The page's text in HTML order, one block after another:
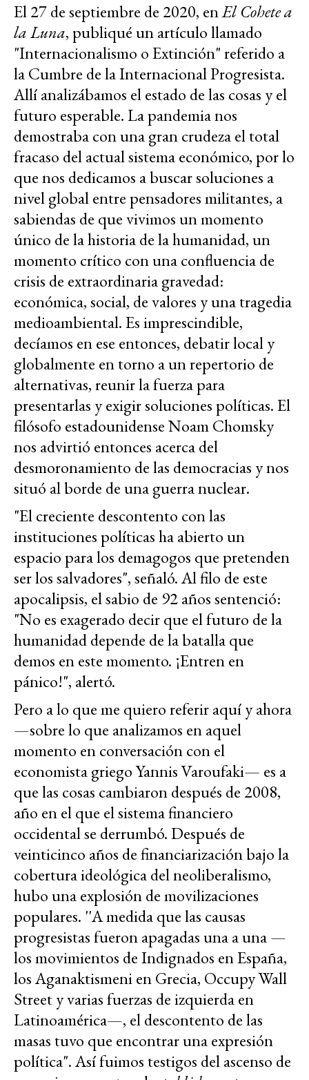
El 27 de septiembre de 2020, enEl Cohete a
la Luna, publiqué un artículo llamado
"Internacionalismo o Extinción" referido a
la Cumbre de la Internacional Progresista.
Allí analizábamos el estado de las cosas y el
futuro esperable. La pandemia nos
demostraba con una gran crudeza el total
fracaso del actual sistema económico, por lo
que nos dedicamos a buscar soluciones a
nivel global entre pensadores militantes, a
sabiendas de que vivimos un momento
único de la historia de la humanidad, un
momento crítico con una confluencia de
crisis de extraordinaria gravedad:
económica, social, de valores y una tragedia
medioambiental. Es imprescindible,
decíamos en ese entonces, debatir local y
globalmente en torno a un repertorio de
alternativas, reunir la fuerza para
presentarlas y exigir soluciones políticas. El
filósofo estadounidense Noam Chomsky
nos advirtió entonces acerca del
desmoronamiento de las democracias y nos
situó al borde de una guerra nuclear.
"El creciente descontento con las
instituciones políticas ha abierto un
espacio para los demagogos que pretenden
ser los salvadores", señaló. Al filo de este
apocalipsis, el sabio de 92 años sentenció:
"No es exagerado decir que el futuro de la
humanidad depende de la batalla que
demos en este momento. ¡Entren en
pánico!", alertó.
Pero a lo que me quiero referir aquí y ahora
—sobre lo que analizamos en aquel
momento en conversación con el
economista griego Yannis Varoufaki— es a
que las cosas cambiaron después de 2008,
año en el que el sistema financiero
occidental se derrumbó. Después de
veinticinco años de financiarización bajo la
cobertura ideológica del neoliberalismo,
hubo una explosión de movilizaciones
populares. ''A medida que las causas
progresistas fueron apagadas una a una —
los movimientos de Indignados en España,
los Aganaktismeni en Grecia, Occupy Wall
Street y varias fuerzas de izquierda en
Latinoamérica—, el descontento de las
masas tuvo que encontrar una expresión
política". Así fuimos testigos del ascenso de